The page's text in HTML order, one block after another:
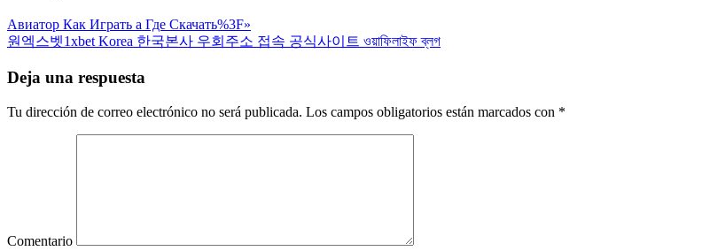
Авиатор Как Играть а Где Скачать%3F»
원엑스벳1xbet Korea 한국본사 우회주소 접속 공식사이트 ওয়াফিলাইফ ব্লগ
Deja una respuesta
Tu dirección de correo electrónico no será publicada. Los campos obligatorios están marcados con *
Comentario